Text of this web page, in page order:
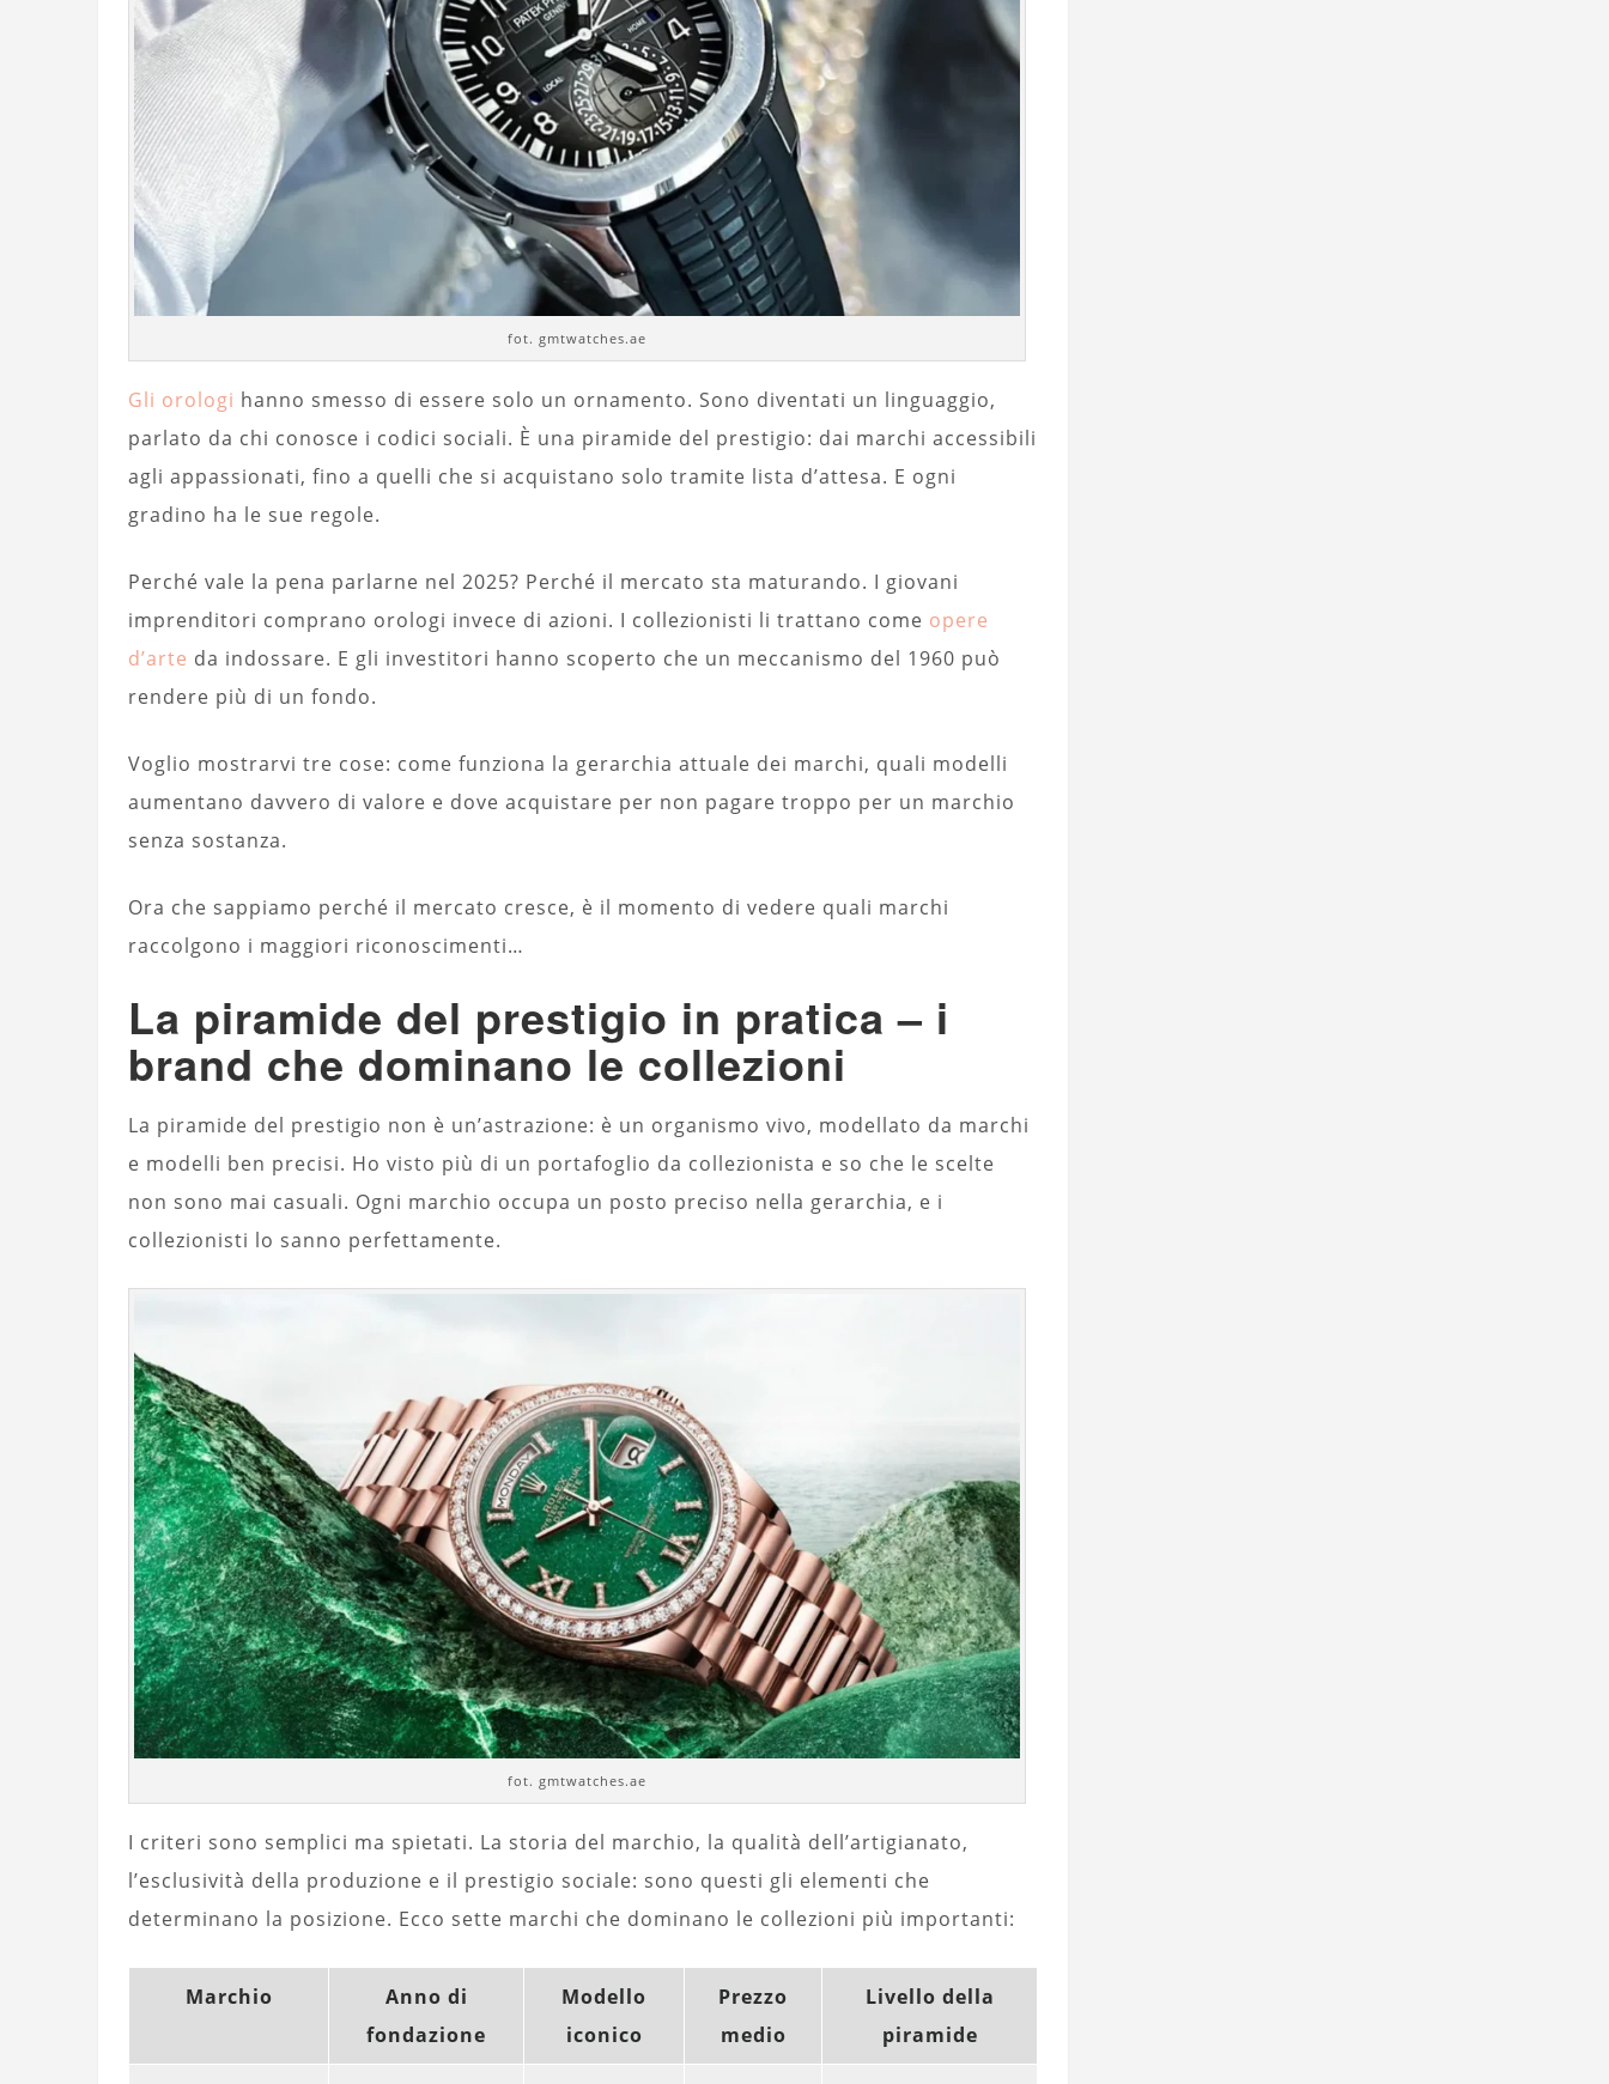
fot. gmtwatches.ae
Gli orologi hanno smesso di essere solo un ornamento. Sono diventati un linguaggio,
parlato da chi conosce i codici sociali. È una piramide del prestigio: dai marchi accessibili
agli appassionati, fino a quelli che si acquistano solo tramite lista d’attesa. E ogni
gradino ha le sue regole.
Perché vale la pena parlarne nel 2025? Perché il mercato sta maturando. I giovani
imprenditori comprano orologi invece di azioni. I collezionisti li trattano come opere
d’arte da indossare. E gli investitori hanno scoperto che un meccanismo del 1960 può
rendere più di un fondo.
Voglio mostrarvi tre cose: come funziona la gerarchia attuale dei marchi, quali modelli
aumentano davvero di valore e dove acquistare per non pagare troppo per un marchio
senza sostanza.
Ora che sappiamo perché il mercato cresce, è il momento di vedere quali marchi
raccolgono i maggiori riconoscimenti…
La piramide del prestigio in pratica – i
brand che dominano le collezioni
La piramide del prestigio non è un’astrazione: è un organismo vivo, modellato da marchi
e modelli ben precisi. Ho visto più di un portafoglio da collezionista e so che le scelte
non sono mai casuali. Ogni marchio occupa un posto preciso nella gerarchia, e i
collezionisti lo sanno perfettamente.
fot. gmtwatches.ae
I criteri sono semplici ma spietati. La storia del marchio, la qualità dell’artigianato,
l’esclusività della produzione e il prestigio sociale: sono questi gli elementi che
determinano la posizione. Ecco sette marchi che dominano le collezioni più importanti:
Marchio
Anno di
fondazione
Modello
iconico
Prezzo
medio
Livello della
piramide